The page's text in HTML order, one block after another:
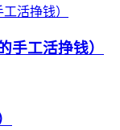
手工活挣钱）